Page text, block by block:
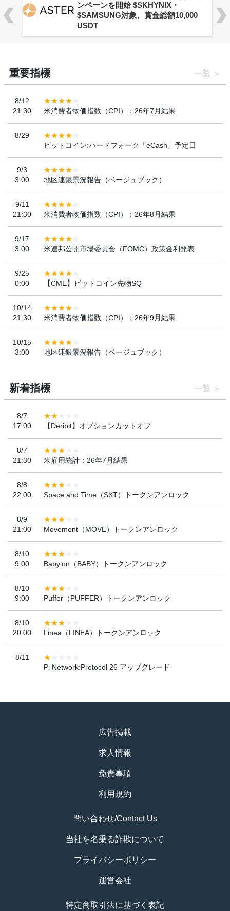
ンペーンを開始 $SKHYNIX・
$SAMSUNG対象、賞金総額10,000
USDT
重要指標 一覧
8/12
21:30
米消費者物価指数（CPI）：26年7月結果
8/29
ビットコイン:ハードフォーク「eCash」予定日
9/3
3:00
地区連銀景況報告（ベージュブック）
9/11
21:30
米消費者物価指数（CPI）：26年8月結果
9/17
3:00
米連邦公開市場委員会（FOMC）政策金利発表
9/25
0:00
【CME】ビットコイン先物SQ
10/14
21:30
米消費者物価指数（CPI）：26年9月結果
10/15
3:00
地区連銀景況報告（ベージュブック）
新着指標 一覧
8/7
17:00
【Deribit】オプションカットオフ
8/7
21:30
米雇用統計：26年7月結果
8/8
22:00
Space and Time（SXT）トークンアンロック
8/9
21:00
Movement（MOVE）トークンアンロック
8/10
9:00
Babylon（BABY）トークンアンロック
8/10
9:00
Puffer（PUFFER）トークンアンロック
8/10
20:00
Linea（LINEA）トークンアンロック
8/11
Pi Network:Protocol 26 アップグレード
広告掲載
求人情報
免責事項
利用規約
問い合わせ/Contact Us
当社を名乗る詐欺について
プライバシーポリシー
運営会社
特定商取引法に基づく表記